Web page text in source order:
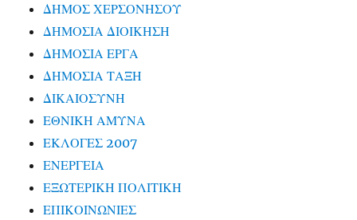
ΔΗΜΟΣ ΧΕΡΣΟΝΗΣΟΥ
ΔΗΜΟΣΙΑ ΔΙΟΙΚΗΣΗ
ΔΗΜΟΣΙΑ ΕΡΓΑ
ΔΗΜΟΣΙΑ ΤΑΞΗ
ΔΙΚΑΙΟΣΥΝΗ
ΕΘΝΙΚΗ ΑΜΥΝΑ
ΕΚΛΟΓΕΣ 2007
ΕΝΕΡΓΕΙΑ
ΕΞΩΤΕΡΙΚΗ ΠΟΛΙΤΙΚΗ
ΕΠΙΚΟΙΝΩΝΙΕΣ